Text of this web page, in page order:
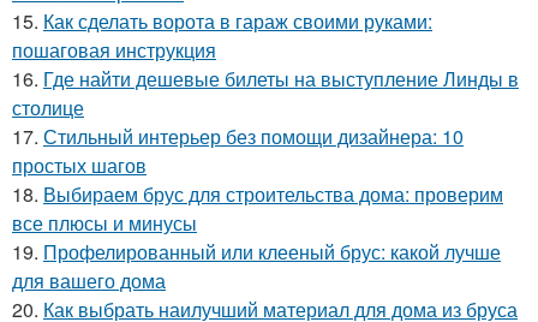
15. Как сделать ворота в гараж своими руками:
пошаговая инструкция
16. Где найти дешевые билеты на выступление Линды в
столице
17. Стильный интерьер без помощи дизайнера: 10
простых шагов
18. Выбираем брус для строительства дома: проверим
все плюсы и минусы
19. Профелированный или клееный брус: какой лучше
для вашего дома
20. Как выбрать наилучший материал для дома из бруса